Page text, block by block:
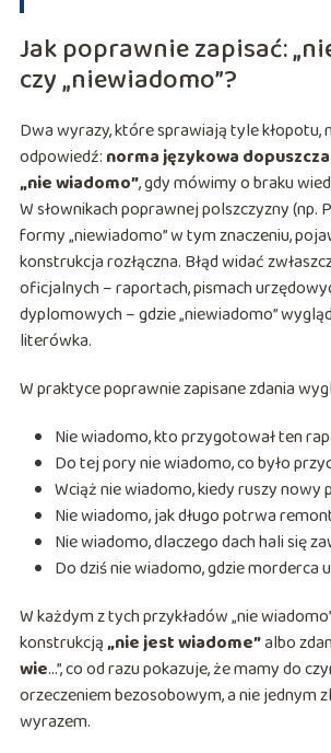
Jak poprawnie zapisać:
czy „niewiadomo”?
Dwa wyrazy, które sprawiają tyle kłopotu,
odpowiedź: norma językowa
„nie wiadomo”, gdy mówimy o braku
W słownikach poprawnej polszczyzny (np.
formy „niewiadomo” w tym znaczeniu,
konstrukcja rozłączna. Błąd widać
oficjalnych – raportach, pismach
dyplomowych – gdzie „niewiadomo”
literówka.
W praktyce poprawnie zapisane zdania
Nie wiadomo, kto przygotował ten
Do tej pory nie wiadomo, co było
Wciąż nie wiadomo, kiedy ruszy nowy
Nie wiadomo, jak długo potrwa
Nie wiadomo, dlaczego dach hali się
Do dziś nie wiadomo, gdzie morderca
W każdym z tych przykładów „nie
konstrukcją„nie jest wiadome”albo
wie…”, co od razu pokazuje, że mamy do
orzeczeniem bezosobowym, a nie jednym
wyrazem.